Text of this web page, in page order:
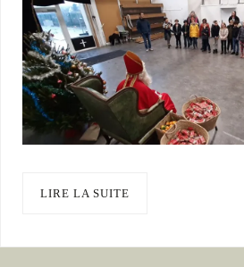
LIRE LA SUITE